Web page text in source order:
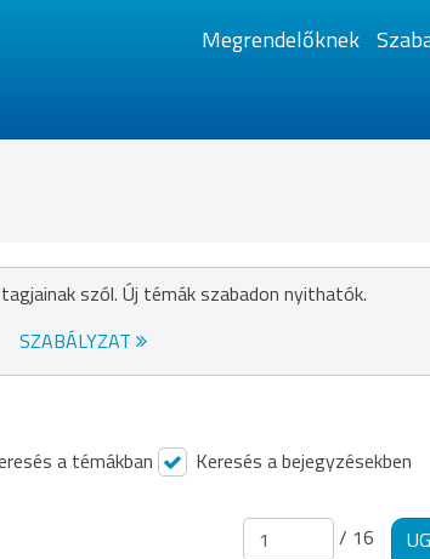
Megrendelőknek
szól. Új témák szabadon nyithatók.
SZABÁLYZAT
a témákban Keresés a bejegyzésekben
/ 16